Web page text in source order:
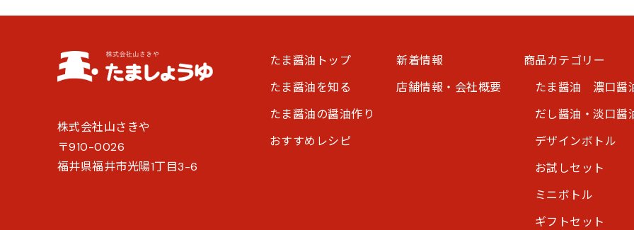
株式会社山さきや
〒910-0026
福井県福井市光陽1丁目3-6
たま醤油トップ
たま醤油を知る
たま醤油の醤油作り
おすすめレシピ
新着情報
店舗情報・会社概要
商品カテゴリー
たま醤油 濃口醤
だし醤油・淡口醤
デザインボトル
お試しセット
ミニボトル
ギフトセット